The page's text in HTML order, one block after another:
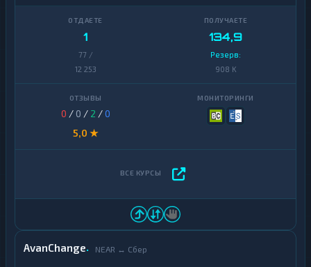
1
77 /
12 253
134,9
Резерв:
908 K
0 / 0 / 2 /0
5,0 ★
AvanChange NEAR ↔ Сбер